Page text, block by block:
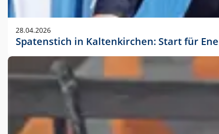
28.04.2026
Spatenstich in Kaltenkirchen: Start für